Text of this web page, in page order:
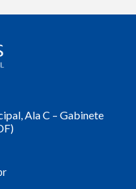
Ala C – Gabinete